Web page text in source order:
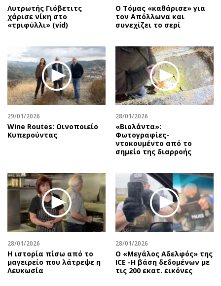
Λυτρωτής Γιόβετιτς
χάρισε νίκη στο
«τριφύλλι» (vid)
Ο Τόμας «καθάρισε» για
τον Απόλλωνα και
συνεχίζει το σερί
29/01/2026
Wine Routes: Οινοποιείο
Κυπερούντας
28/01/2026
«Βιολάντα»:
Φωτογραφίες-
ντοκουμέντο από το
σημείο της διαρροής
28/01/2026
Η ιστορία πίσω από το
μαγειρείο που λάτρεψε η
Λευκωσία
28/01/2026
Ο «Μεγάλος Αδελφός» της
ICE -Η βάση δεδομένων με
τις 200 εκατ. εικόνες